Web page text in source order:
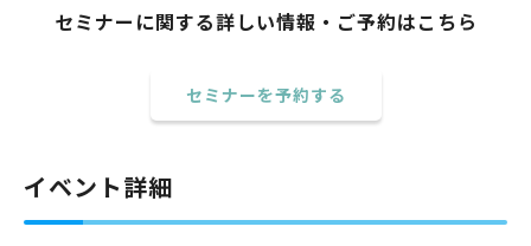
セミナーに関する詳しい情報・ご予約はこちら
セミナーを予約する
イベント詳細